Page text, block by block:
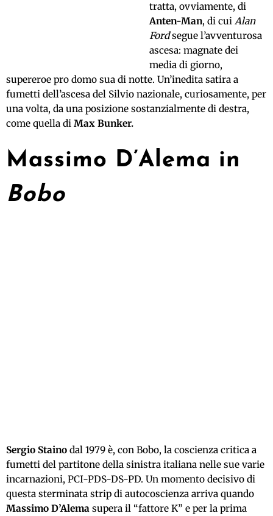
tratta, ovviamente, di
Anten-Man, di cui Alan
Fordsegue l’avventurosa
ascesa: magnate dei
media di giorno,
supereroe pro domo sua di notte. Un’inedita satira a
fumetti dell’ascesa del Silvio nazionale, curiosamente, per
una volta, da una posizione sostanzialmente di destra,
come quella di Max Bunker.
Massimo D’Alema in
Bobo
Sergio Staino dal 1979 è, con Bobo, la coscienza critica a
fumetti del partitone della sinistra italiana nelle sue varie
incarnazioni, PCI-PDS-DS-PD. Un momento decisivo di
questa sterminata strip di autocoscienza arriva quando
Massimo D’Alema supera il “fattore K” e per la prima